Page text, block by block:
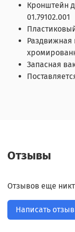
Кронштейн
01.79102.001
Раздвижная
Запасная
Отзывы
Отзывов еще
Написать отзыв